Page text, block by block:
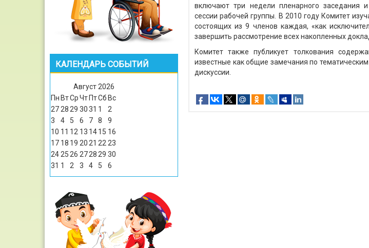
КАЛЕНДАРЬ СОБЫТИЙ
Август 2026
Пн ВтСрЧт ПтСб Вс
27 28 29 3031 1
2
3
4 5 6 7 8
9
10 11 12 13 1415 16
17 18 19 20 21 22 23
24 25 26 2728 29 30
31 1 2 3 4 5 6
включают три недели пленарного заседания
сессии рабочей группы. В 2010 году Комитет
состоящих из 9 членов каждая, «как
завершить рассмотрение всех накопленных
Комитет также публикует толкования
известные как общие замечания по
дискуссии.